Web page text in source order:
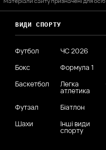
ВИДИ СПОРТУ
Футбол ЧС 2026
Бокс
Формула 1
Баскетбол
Легка
атлетика
Футзал Біатлон
Шахи
Інші види
спорту